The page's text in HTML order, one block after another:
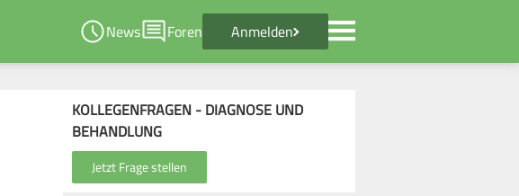
News Foren Anmelden
KOLLEGENFRAGEN - DIAGNOSE UND
BEHANDLUNG